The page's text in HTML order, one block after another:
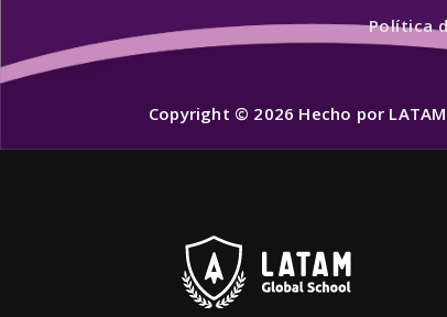
Política
Copyright © 2026 Hecho por